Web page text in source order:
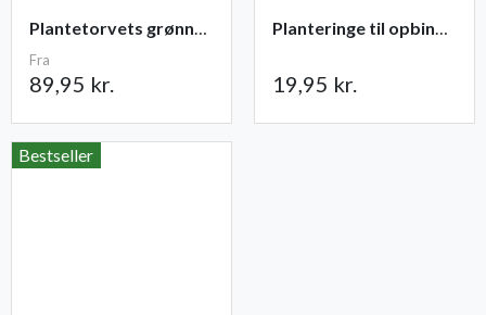
Plantetorvets grønne vandingspose 75 liter
Fra
89,95 kr.
Planteringe til opbinding 30 stk
19,95 kr.
Bestseller